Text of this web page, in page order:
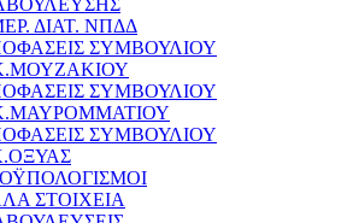
ΔΙΑΤ. ΝΠΔΔ
ΣΥΜΒΟΥΛΙΟΥ
ΣΥΜΒΟΥΛΙΟΥ
ΣΥΜΒΟΥΛΙΟΥ
ΣΤΟΙΧΕΙΑ